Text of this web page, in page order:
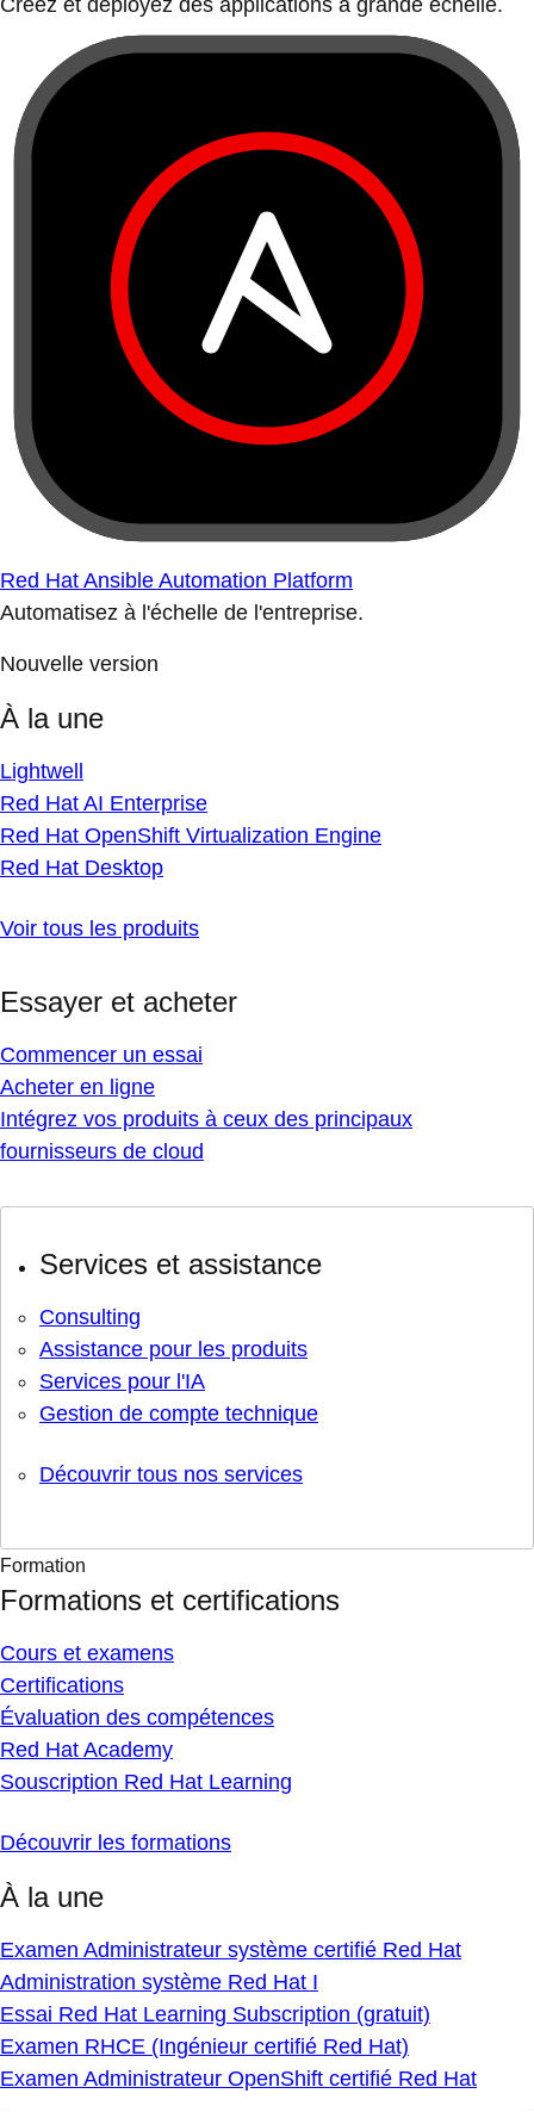
Créez et déployez des applications à grande échelle.
Red Hat Ansible Automation Platform
Automatisez à l'échelle de l'entreprise.
Nouvelle version
À la une
Lightwell
Red Hat AI Enterprise
Red Hat OpenShift Virtualization Engine
Red Hat Desktop
Voir tous les produits
Essayer et acheter
Commencer un essai
Acheter en ligne
Intégrez vos produits à ceux des principaux
fournisseurs de cloud
Services et assistance
Consulting
Assistance pour les produits
Services pour l'IA
Gestion de compte technique
Découvrir tous nos services
Formation
Formations et certifications
Cours et examens
Certifications
Évaluation des compétences
Red Hat Academy
Souscription Red Hat Learning
Découvrir les formations
À la une
Examen Administrateur système certifié Red Hat
Administration système Red Hat I
Essai Red Hat Learning Subscription (gratuit)
Examen RHCE (Ingénieur certifié Red Hat)
Examen Administrateur OpenShift certifié Red Hat